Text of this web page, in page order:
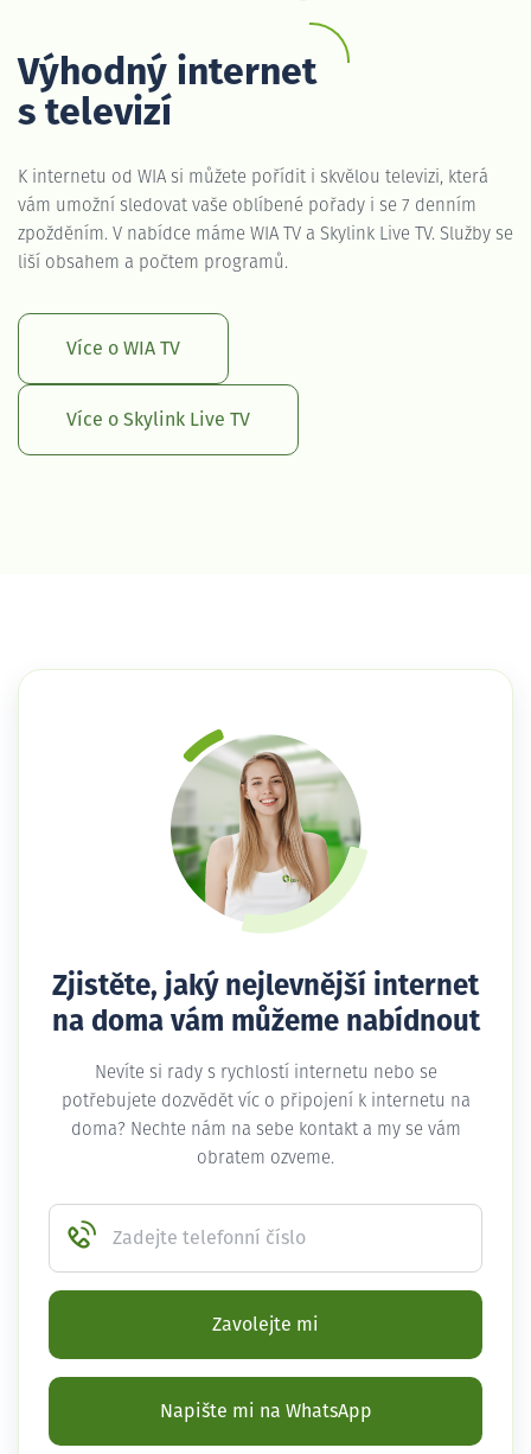
Výhodný internet
s televizí
K internetu od WIA si můžete pořídit i skvělou televizi, která
vám umožní sledovat vaše oblíbené pořady i se 7 denním
zpožděním. V nabídce máme WIA TV a Skylink Live TV. Služby se
liší obsahem a počtem programů.
Více o WIA TV
Více o Skylink Live TV
Zjistěte, jaký nejlevnější internet
na doma vám můžeme nabídnout
Nevíte si rady s rychlostí internetu nebo se
potřebujete dozvědět víc o připojení k internetu na
doma? Nechte nám na sebe kontakt a my se vám
obratem ozveme.
Zadejte telefonní číslo
Zavolejte mi
Napište mi na WhatsApp